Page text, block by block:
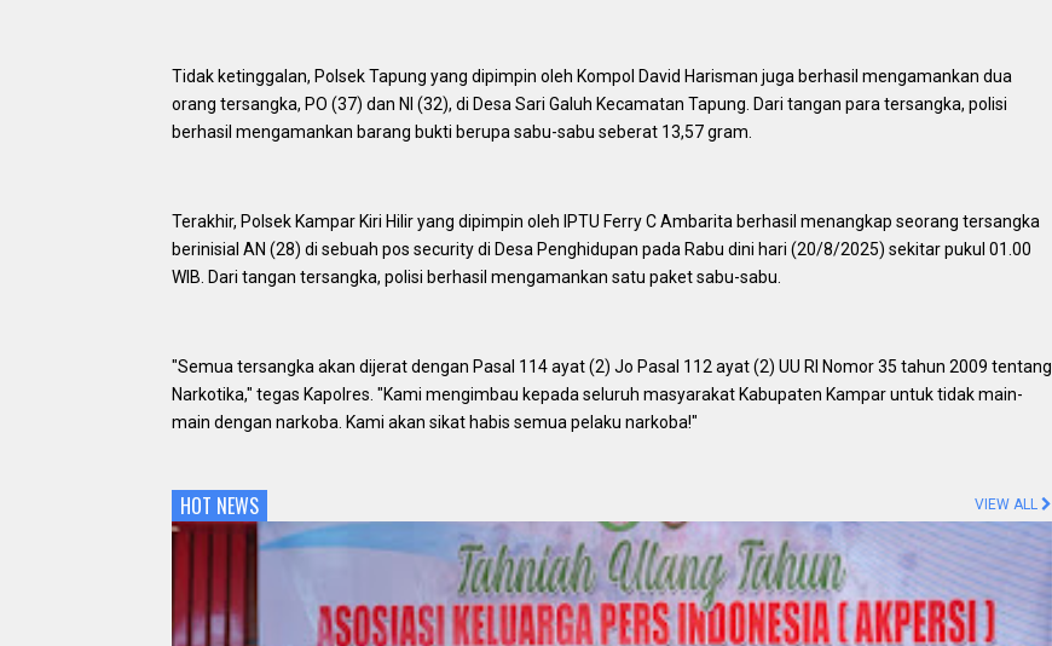
Tidak ketinggalan, Polsek Tapung yang dipimpin oleh Kompol David Harisman juga berhasil mengamankan dua
orang tersangka, PO (37) dan NI (32), di Desa Sari Galuh Kecamatan Tapung. Dari tangan para tersangka, polisi
berhasil mengamankan barang bukti berupa sabu-sabu seberat 13,57 gram.
Terakhir, Polsek Kampar Kiri Hilir yang dipimpin oleh IPTU Ferry C Ambarita berhasil menangkap seorang tersangka
berinisial AN (28) di sebuah pos security di Desa Penghidupan pada Rabu dini hari (20/8/2025) sekitar pukul 01.00
WIB. Dari tangan tersangka, polisi berhasil mengamankan satu paket sabu-sabu.
"Semua tersangka akan dijerat dengan Pasal 114 ayat (2) Jo Pasal 112 ayat (2) UU RI Nomor 35 tahun 2009 tentang
Narkotika," tegas Kapolres. "Kami mengimbau kepada seluruh masyarakat Kabupaten Kampar untuk tidak main-
main dengan narkoba. Kami akan sikat habis semua pelaku narkoba!"
HOT NEWS VIEW ALL